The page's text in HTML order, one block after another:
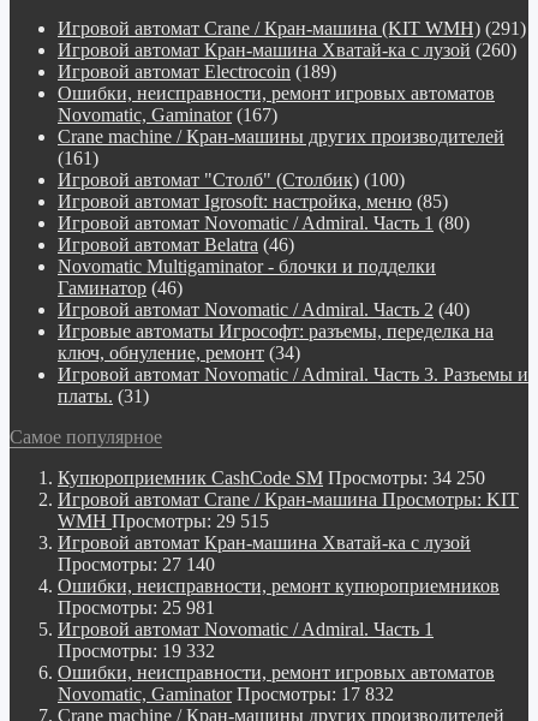
Игровой автомат Crane / Кран-машина (KIT WMH) (291)
Игровой автомат Кран-машина Хватай-ка с лузой (260)
Игровой автомат Electrocoin (189)
Ошибки, неисправности, ремонт игровых автоматов
Novomatic, Gaminator(167)
Crane machine / Кран-машины других производителей
(161)
Игровой автомат "Столб" (Столбик) (100)
Игровой автомат Igrosoft: настройка, меню (85)
Игровой автомат Novomatic / Admiral. Часть 1 (80)
Игровой автомат Belatra (46)
Novomatiс Multigaminator - блочки и подделки
Гаминатор (46)
Игровой автомат Novomatic / Admiral. Часть 2 (40)
Игровые автоматы Игрософт: разъемы, переделка на
ключ, обнуление, ремонт (34)
Игровой автомат Novomatic / Admiral. Часть 3. Разъемы и
платы. (31)
Самое популярное
Купюроприемник CashCode SM Просмотры: 34 250
Игровой автомат Crane / Кран-машина Просмотры: KIT
WMH Просмотры: 29 515
Игровой автомат Кран-машина Хватай-ка с лузой
Просмотры: 27 140
Ошибки, неисправности, ремонт купюроприемников
Просмотры: 25 981
Игровой автомат Novomatic / Admiral. Часть 1
Просмотры: 19 332
Ошибки, неисправности, ремонт игровых автоматов
Novomatic, Gaminator Просмотры: 17 832
Crane machine / Кран-машины других производителей